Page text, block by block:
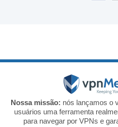
Nossa missão: nós lançamos o
usuários uma ferramenta
para navegar por VPNs e